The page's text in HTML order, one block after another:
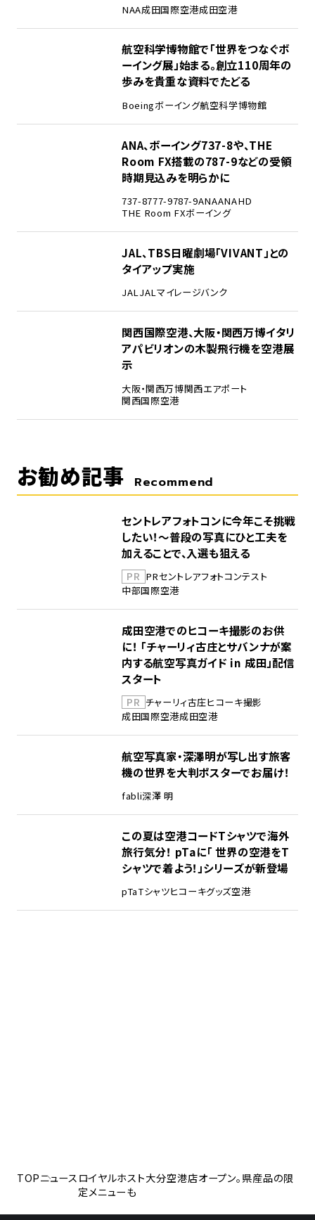
NAA成田国際空港成田空港
航空科学博物館で「世界をつなぐボ
ーイング展」始まる。創立110周年の
歩みを貴重な資料でたどる
Boeingボーイング航空科学博物館
ANA、ボーイング737-8や、THE
Room FX搭載の787-9などの受領
時期見込みを明らかに
737-8777-9787-9ANAANAHD
THE Room FXボーイング
JAL、TBS日曜劇場「VIVANT」との
タイアップ実施
JALJALマイレージバンク
関西国際空港、大阪・関西万博イタリ
アパビリオンの木製飛行機を空港展
示
大阪・関西万博関西エアポート
関西国際空港
お勧め記事 Recommend
セントレアフォトコンに今年こそ挑戦
したい！～普段の写真にひと工夫を
加えることで、入選も狙える
PR PRセントレアフォトコンテスト
中部国際空港
成田空港でのヒコーキ撮影のお供
に！ 「チャーリィ古庄とサバンナが案
内する航空写真ガイド in 成田」配信
スタート
PR チャーリィ古庄ヒコーキ撮影
成田国際空港成田空港
航空写真家・深澤明が写し出す旅客
機の世界を大判ポスターでお届け！
fabli深澤 明
この夏は空港コードTシャツで海外
旅行気分！ pTaに「 世界の空港をT
シャツで着よう！」シリーズが新登場
pTaTシャツヒコーキグッズ空港
TOPニュース ロイヤルホスト大分空港店オープン。県産品の限
定メニューも